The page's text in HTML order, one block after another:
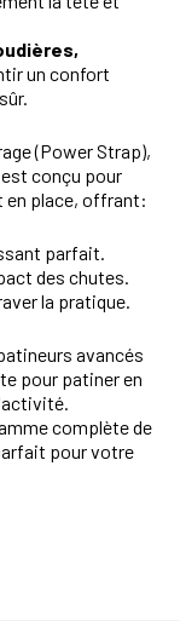
un confort
(Power Strap),
conçu pour
en place, offrant:
parfait.
des chutes.
la pratique.
avancés
pour patiner en
complète de
pour votre